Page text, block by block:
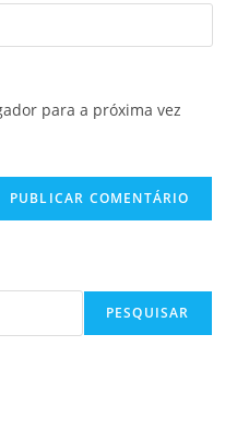
para a próxima vez
PESQUISAR